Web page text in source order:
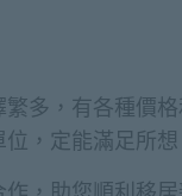
多，有各種價
，定能滿足所想